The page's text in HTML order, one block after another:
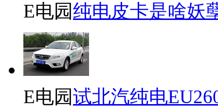
E电园纯电皮卡是啥妖
E电园试北汽纯电